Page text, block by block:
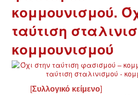
κομμουνισμού.
ταύτιση
κομμουνισμού
[Συλλογικό κείμενο]